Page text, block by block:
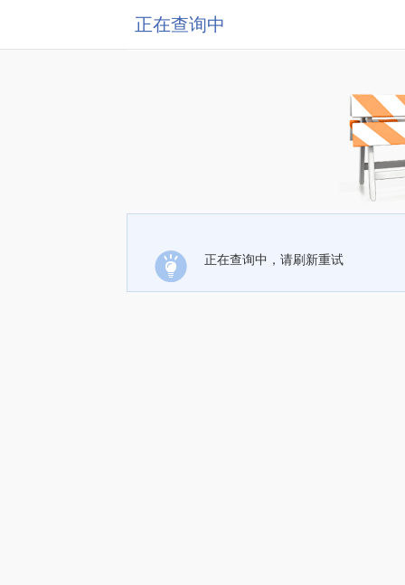
正在查询中
正在查询中，请刷新重试